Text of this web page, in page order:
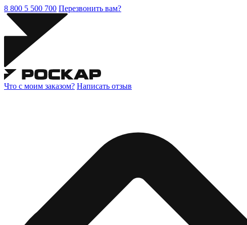
8 800 5 500 700 Перезвонить вам?
Что с моим заказом? Написать отзыв